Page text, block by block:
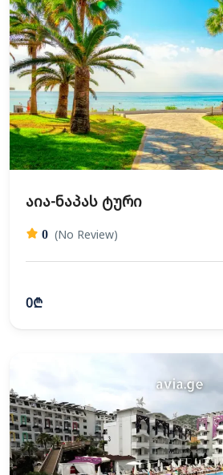
აია-ნაპას ტური
0 (No Review)
0₾